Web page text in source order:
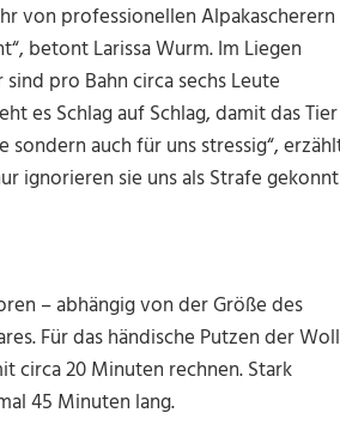
von professionellen Alpakascherern
betont Larissa Wurm. Im Liegen
pro Bahn circa sechs Leute
es Schlag auf Schlag, damit das Tier
auch für uns stressig“,
ignorieren sie uns als Strafe gekonnt
– abhängig von der Größe des
Für das händische Putzen der
circa 20 Minuten rechnen. Stark
45 Minuten lang.